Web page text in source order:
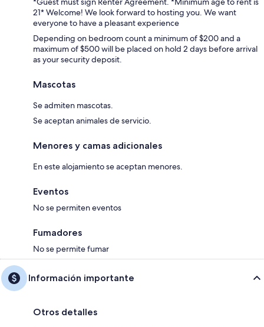
21* Welcome! We look forward to hosting you. We want
everyone to have a pleasant experience
Depending on bedroom count a minimum of $200 and a
maximum of $500 will be placed on hold 2 days before arrival
as your security deposit.
Mascotas
Se admiten mascotas.
Se aceptan animales de servicio.
Menores y camas adicionales
En este alojamiento se aceptan menores.
Eventos
No se permiten eventos
Fumadores
No se permite fumar
Información importante
Otros detalles